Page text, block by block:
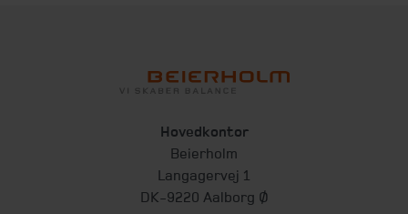
Hovedkontor
Beierholm
Langagervej 1
DK-9220 Aalborg Ø